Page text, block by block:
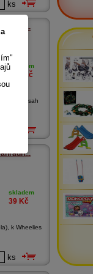
ks
...
skladem
Kč
Obsah
skladem
39 Kč
k Wheelies
ks